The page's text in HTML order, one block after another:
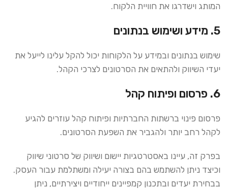
המותג וישדרגו את חוויית הלקוח.
5. מידע ושימוש בנתונים
שימוש בנתונים ובמידע על הלקוחות יכול להקל עלינו לייעל את
יעדי השיווק ולהתאים את הסרטונים לצרכי הקהל.
6. פרסום ופיתוח קהל
פרסום פינוי ברשתות החברתיות ופיתוח קהל עוזרים להגיע
לקהל רחב יותר ולהגביר את השפעת הסרטונים.
בפרק זה, עיינו באסטרטגיות יישום ושיווק של סרטוני שיווק
וכיצד ניתן להשתמש בהם בצורה יעילה ומשתלמת עבור העסק.
בבחירת יעדים ובתכנון קמפיינים ייחודיים ויצירתיים, ניתן